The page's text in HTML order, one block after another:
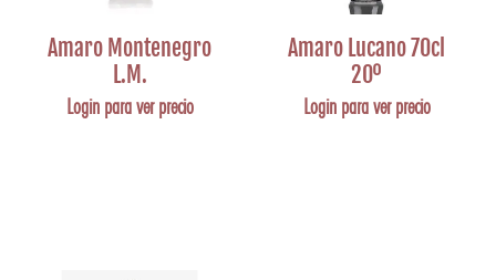
Amaro Montenegro
L.M.
Login para ver precio
Amaro Lucano 70cl
20º
Login para ver precio